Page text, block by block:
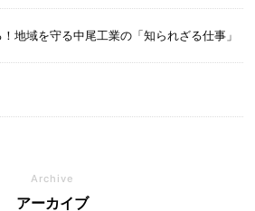
地域を守る中尾工業の「知られざる仕事」
Archive
アーカイブ